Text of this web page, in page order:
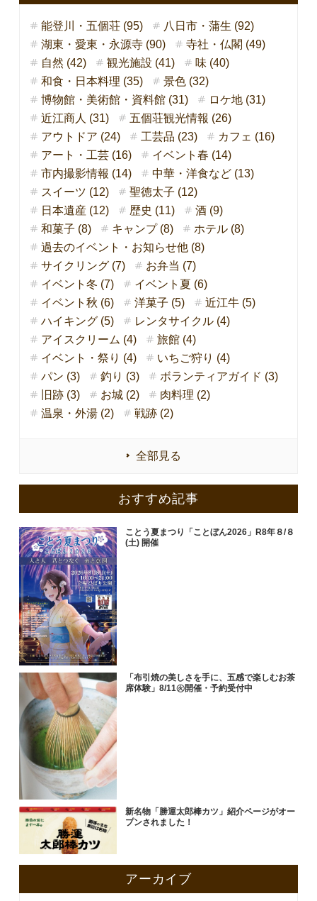
能登川・五個荘 (95)
八日市・蒲生 (92)
湖東・愛東・永源寺 (90)
寺社・仏閣 (49)
自然 (42)
観光施設 (41)
味 (40)
和食・日本料理 (35)
景色 (32)
博物館・美術館・資料館 (31)
ロケ地 (31)
近江商人 (31)
五個荘観光情報 (26)
アウトドア (24)
工芸品 (23)
カフェ (16)
アート・工芸 (16)
イベント春 (14)
市内撮影情報 (14)
中華・洋食など (13)
スイーツ (12)
聖徳太子 (12)
日本遺産 (12)
歴史 (11)
酒 (9)
和菓子 (8)
キャンプ (8)
ホテル (8)
過去のイベント・お知らせ他 (8)
サイクリング (7)
お弁当 (7)
イベント冬 (7)
イベント夏 (6)
イベント秋 (6)
洋菓子 (5)
近江牛 (5)
ハイキング (5)
レンタサイクル (4)
アイスクリーム (4)
旅館 (4)
イベント・祭り (4)
いちご狩り (4)
パン (3)
釣り (3)
ボランティアガイド (3)
旧跡 (3)
お城 (2)
肉料理 (2)
温泉・外湯 (2)
戦跡 (2)
全部見る
おすすめ記事
ことう夏まつり「ことぼん2026」R8年８/８
(土) 開催
「布引焼の美しさを手に、五感で楽しむお茶
席体験」8/11㊋開催・予約受付中
新名物「勝運太郎棒カツ」紹介ページがオー
プンされました！
アーカイブ